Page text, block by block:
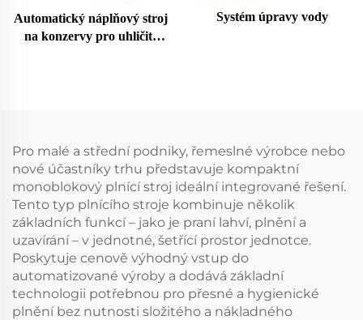
Automatický náplňový stroj
na konzervy pro uhličité
Systém úpravy vody
Pro malé a střední podniky, řemeslné výrobce nebo
nové účastníky trhu představuje kompaktní
monoblokový plnící stroj ideální integrované řešení.
Tento typ plnícího stroje kombinuje několik
základních funkcí – jako je praní lahví, plnění a
uzavírání – v jednotné, šetřící prostor jednotce.
Poskytuje cenově výhodný vstup do
automatizované výroby a dodává základní
technologii potřebnou pro přesné a hygienické
plnění bez nutnosti složitého a nákladného